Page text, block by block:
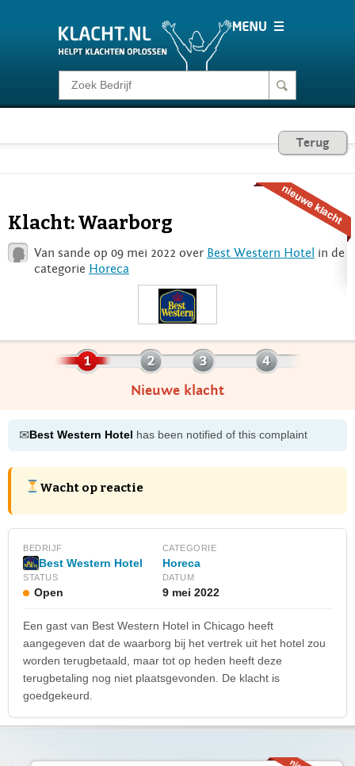
Klacht melden
Consumentenrecht Terug
Klacht: Waarborg
Van sande op 09 mei 2022 over Best Western Hotel in de
categorie Horeca
Nieuwe klacht
✉Best Western Hotel has been notified of this complaint
Wacht op reactie
BEDRIJF
Best Western Hotel
CATEGORIE
Horeca
STATUS
Open
DATUM
9 mei 2022
Een gast van Best Western Hotel in Chicago heeft
aangegeven dat de waarborg bij het vertrek uit het hotel zou
worden terugbetaald, maar tot op heden heeft deze
terugbetaling nog niet plaatsgevonden. De klacht is
goedgekeurd.